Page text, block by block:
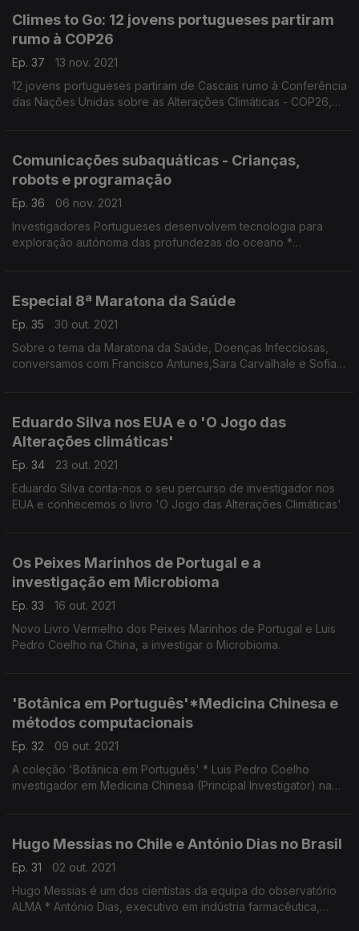
Climes to Go: 12 jovens portugueses partiram
rumo à COP26
Ep. 37
13 nov. 2021
12 jovens portugueses partiram de Cascais rumo à Conferência
das Nações Unidas sobre as Alterações Climáticas - COP26,
Comunicações subaquáticas - Crianças,
robots e programação
Ep. 36
06 nov. 2021
Investigadores Portugueses desenvolvem tecnologia para
exploração autónoma das profundezas do oceano *
Especial 8ª Maratona da Saúde
Ep. 35
30 out. 2021
Sobre o tema da Maratona da Saúde, Doenças Infecciosas,
conversamos com Francisco Antunes,Sara Carvalhale e Sofia
Eduardo Silva nos EUA e o 'O Jogo das
Alterações climáticas'
Ep. 34
23 out. 2021
Eduardo Silva conta-nos o seu percurso de investigador nos
EUA e conhecemos o livro 'O Jogo das Alterações Climáticas'
Os Peixes Marinhos de Portugal e a
investigação em Microbioma
Ep. 33
16 out. 2021
Novo Livro Vermelho dos Peixes Marinhos de Portugal e Luis
Pedro Coelho na China, a investigar o Microbioma.
'Botânica em Português'*Medicina Chinesa e
métodos computacionais
Ep. 32
09 out. 2021
A coleção 'Botânica em Português' * Luis Pedro Coelho
investigador em Medicina Chinesa (Principal Investigator) na
Hugo Messias no Chile e António Dias no Brasil
Ep. 31
02 out. 2021
Hugo Messias é um dos cientistas da equipa do observatório
ALMA * António Dias, executivo em indústria farmacêutica,